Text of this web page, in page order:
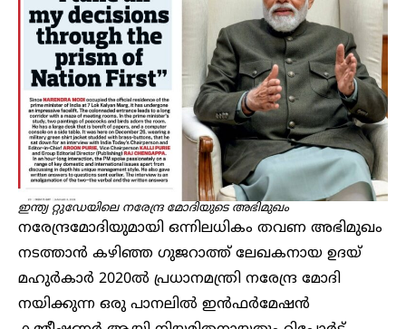
ഇന്ത്യ റ്റുഡേയിലെ നരേന്ദ്ര മോദിയുടെ അഭിമുഖം
നരേന്ദ്രമോദിയുമായി ഒന്നിലധികം തവണ അഭിമുഖം
നടത്താന്‍ കഴിഞ്ഞ ഗുജറാത്ത് ലേഖകനായ ഉദയ്
മഹുര്‍കാര്‍ 2020ല്‍ പ്രധാനമന്ത്രി നരേന്ദ്ര മോദി
നയിക്കുന്ന ഒരു പാനലില്‍ ഇന്‍ഫര്‍മേഷന്‍